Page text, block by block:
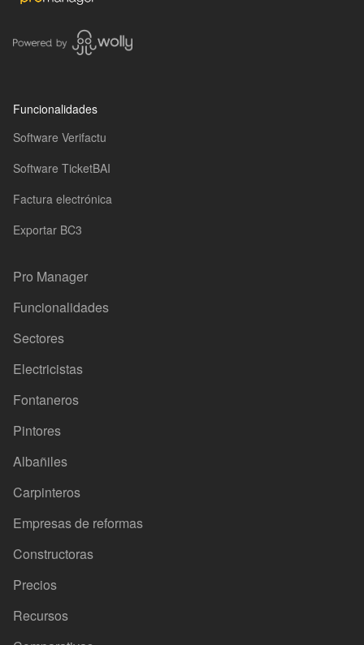
Funcionalidades
Software Verifactu
Software TicketBAI
Factura electrónica
Exportar BC3
Pro Manager
Funcionalidades
Sectores
Electricistas
Fontaneros
Pintores
Albañiles
Carpinteros
Empresas de reformas
Constructoras
Precios
Recursos